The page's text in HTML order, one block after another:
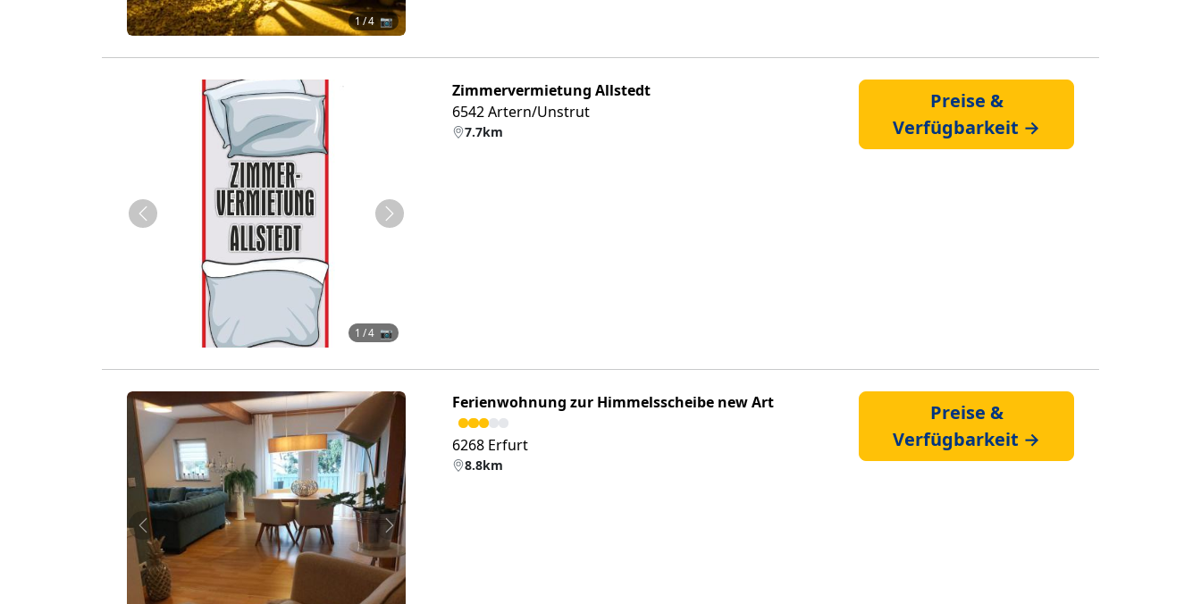
1 / 4 📷
Zurück Weiter
1 / 4 📷
Zimmervermietung Allstedt
6542 Artern/Unstrut
7.7km
Preise &
Verfügbarkeit →
Zurück Weiter
Ferienwohnung zur Himmelsscheibe new Art
6268 Erfurt
8.8km
Preise &
Verfügbarkeit →